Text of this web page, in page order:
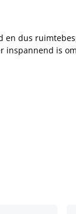
en dus
inspannend is